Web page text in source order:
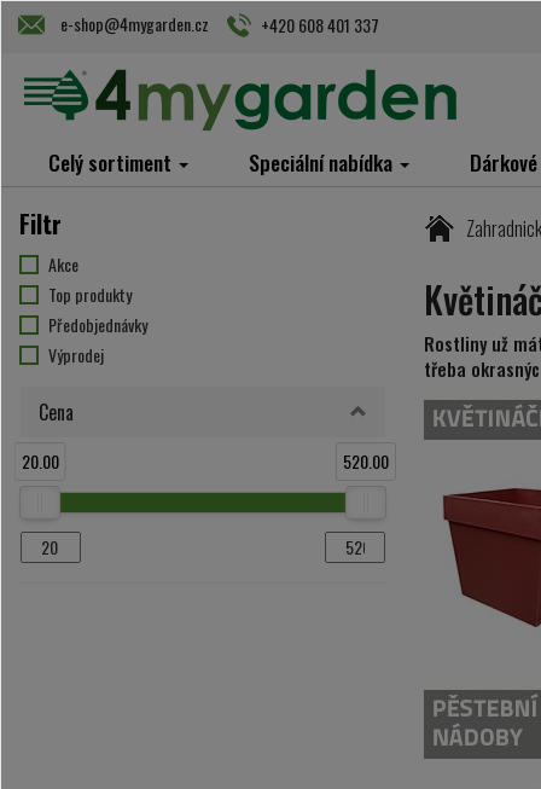
e-shop@4mygarden.cz +420 608 401 337
Celý sortiment Speciální nabídka
Filtr
Akce
Top produkty
Předobjednávky
Výprodej
Cena
20.00 520.00
Rostliny už
třeba